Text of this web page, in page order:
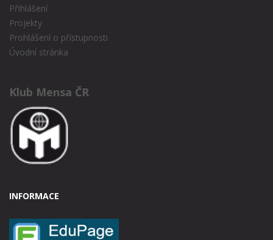
Přihlášení
Projekty
Prohlášení o přístupnosti
Úvodní stránka
Klub Mensa ČR
INFORMACE